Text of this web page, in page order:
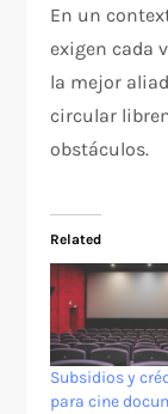
En un
exigen cada
la mejor
circular
obstáculos.
Related
Subsidios y
para cine